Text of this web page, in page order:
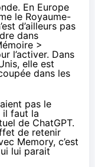
En Europe
le Royaume-
d’ailleurs pas
dans
>
l’activer. Dans
elle est
dans les
pas le
il faut la
de ChatGPT.
de retenir
Memory, c’est
lui parait